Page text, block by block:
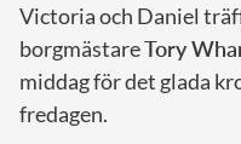
Victoria och Daniel
borgmästareTory
middag för det glada
fredagen.